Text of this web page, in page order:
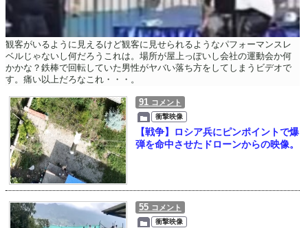
観客がいるように見えるけど観客に見せられるようなパフォーマンスレ
ベルじゃないし何だろうこれは。場所が屋上っぽいし会社の運動会か何
かかな？鉄棒で回転していた男性がヤバい落ち方をしてしまうビデオで
す。痛い以上だろなこれ・・・。
91 コメント
衝撃映像
【戦争】ロシア兵にピンポイントで爆
弾を命中させたドローンからの映像。
55 コメント
衝撃映像